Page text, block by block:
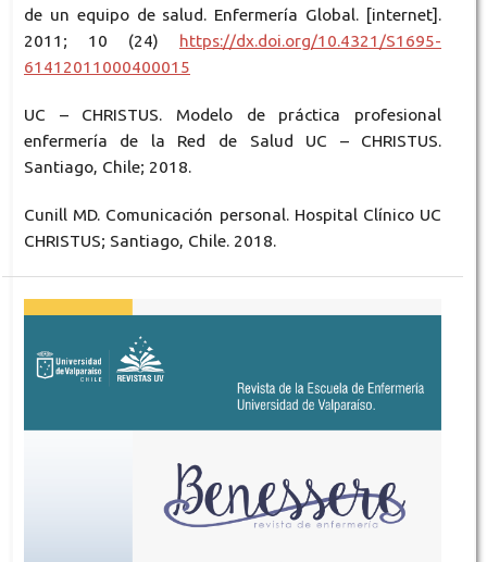
de un equipo de salud. Enfermería Global. [internet].
2011; 10 (24) https://dx.doi.org/10.4321/S1695-
61412011000400015
UC – CHRISTUS. Modelo de práctica profesional
enfermería de la Red de Salud UC – CHRISTUS.
Santiago, Chile; 2018.
Cunill MD. Comunicación personal. Hospital Clínico UC
CHRISTUS; Santiago, Chile. 2018.